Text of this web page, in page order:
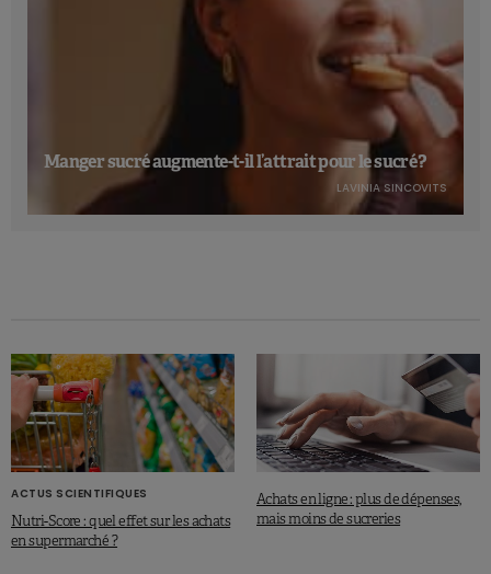
Manger sucré augmente-t-il l’attrait pour le sucré ?
LAVINIA SINCOVITS
ACTUS SCIENTIFIQUES
Nutri-Score : quel effet sur les achats
en supermarché ?
Achats en ligne : plus de dépenses,
mais moins de sucreries